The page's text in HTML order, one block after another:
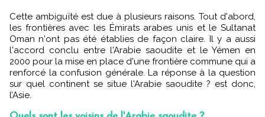
Cette ambiguïté est due à plusieurs raisons. Tout d'abord,
les frontières avec les Émirats arabes unis et le Sultanat
Oman n'ont pas été établies de façon claire. Il y a aussi
l'accord conclu entre l'Arabie saoudite et le Yémen en
2000 pour la mise en place d'une frontière commune qui a
renforcé la confusion générale. La réponse à la question
sur quel continent se situe l'Arabie saoudite ? est donc,
l’Asie.